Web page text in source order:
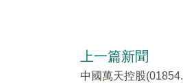
上一篇新聞
中國萬天控股